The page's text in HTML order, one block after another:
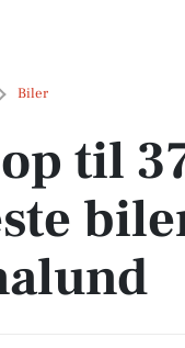
Biler kr! Se de dyreste
til